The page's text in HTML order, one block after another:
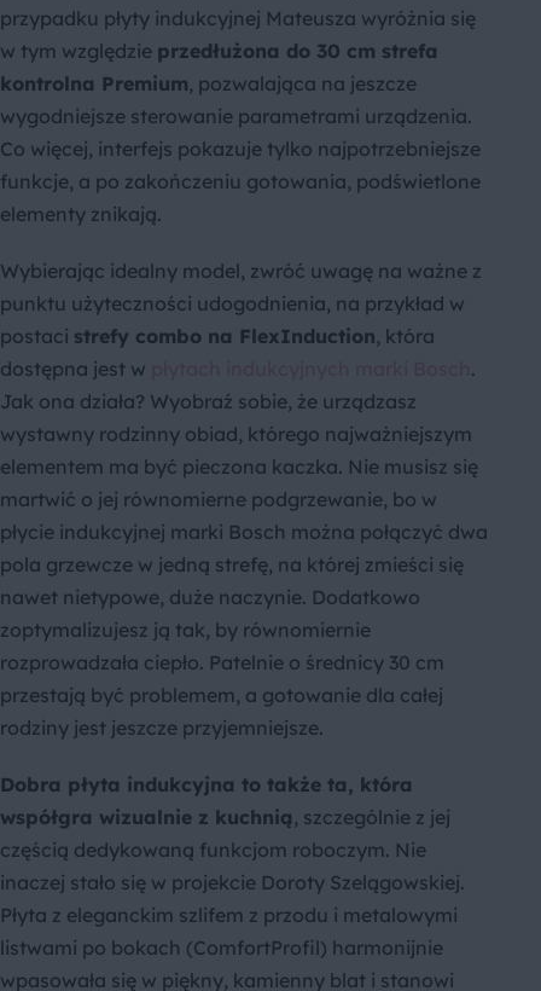
przypadku płyty indukcyjnej Mateusza wyróżnia się
w tym względzie przedłużona do 30 cm strefa
kontrolna Premium, pozwalająca na jeszcze
wygodniejsze sterowanie parametrami urządzenia.
Co więcej, interfejs pokazuje tylko najpotrzebniejsze
funkcje, a po zakończeniu gotowania, podświetlone
elementy znikają.
Wybierając idealny model, zwróć uwagę na ważne z
punktu użyteczności udogodnienia, na przykład w
postaci strefy combo na FlexInduction, która
dostępna jest w
.
Jak ona działa? Wyobraź sobie, że urządzasz
wystawny rodzinny obiad, którego najważniejszym
elementem ma być pieczona kaczka. Nie musisz się
martwić o jej równomierne podgrzewanie, bo w
płycie indukcyjnej marki Bosch można połączyć dwa
pola grzewcze w jedną strefę, na której zmieści się
nawet nietypowe, duże naczynie. Dodatkowo
zoptymalizujesz ją tak, by równomiernie
rozprowadzała ciepło. Patelnie o średnicy 30 cm
przestają być problemem, a gotowanie dla całej
rodziny jest jeszcze przyjemniejsze.
Dobra płyta indukcyjna to także ta, która
współgra wizualnie z kuchnią, szczególnie z jej
częścią dedykowaną funkcjom roboczym. Nie
inaczej stało się w projekcie Doroty Szelągowskiej.
Płyta z eleganckim szlifem z przodu i metalowymi
listwami po bokach (ComfortProfil) harmonijnie
wpasowała się w piękny, kamienny blat i stanowi